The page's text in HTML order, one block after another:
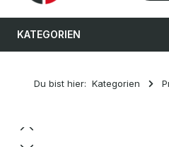
KATEGORIEN
Du bist hier: Kategorien
Bildergalerie überspringen